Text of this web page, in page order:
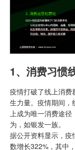
1、 消费习惯
疫情打破了线上消
生力量。疫情期间
上成为唯一消费途
为，如银发一族。
据公开资料显示，疫
数增长322%，其中